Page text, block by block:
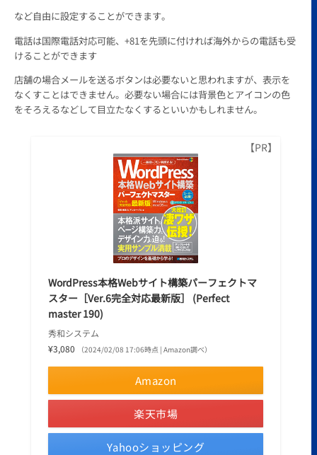
など自由に設定することができます。
電話は国際電話対応可能、+81を先頭に付ければ海外からの電話も受
けることができます
店舗の場合メールを送るボタンは必要ないと思われますが、表示を
なくすことはできません。必要ない場合には背景色とアイコンの色
をそろえるなどして目立たなくするといいかもしれません。
WordPress本格Webサイト構築パーフェクトマ
スター［Ver.6完全対応最新版］ (Perfect
master 190)
秀和システム
¥3,080
（2024/02/08 17:06時点 | Amazon調べ）
Amazon
楽天市場
Yahooショッピング